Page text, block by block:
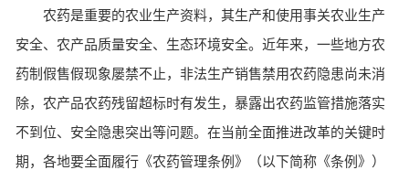
农药是重要的农业生产资料，其生产和使用事关农业生产
安全、农产品质量安全、生态环境安全。近年来，一些地方农
药制假售假现象屡禁不止，非法生产销售禁用农药隐患尚未消
除，农产品农药残留超标时有发生，暴露出农药监管措施落实
不到位、安全隐患突出等问题。在当前全面推进改革的关键时
期，各地要全面履行《农药管理条例》（以下简称《条例》）